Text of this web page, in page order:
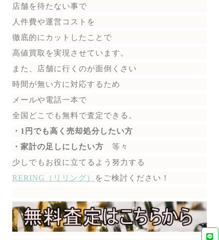
店舗を待たない事で
人件費や運営コストを
徹底的にカットしたことで
高値買取を実現させています。
また、店舗に行くのが面倒くさい
時間が無い方に対応するため
メールや電話一本で
全国どこでも無料で査定できる。
・1円でも高く売却処分したい方
・家計の足しにしたい方 等々
少しでもお役に立てるよう努力する
RERING（リリング）
を ご検討ください！